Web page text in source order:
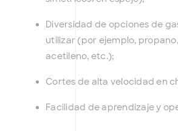
Diversidad de opciones de
utilizar (por ejemplo,
acetileno, etc.);
Cortes de alta velocidad en
Facilidad de aprendizaje y